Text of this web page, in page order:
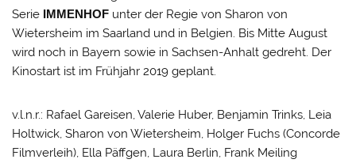
Serie IMMENHOF unter der Regie von Sharon von
Wietersheim im Saarland und in Belgien. Bis Mitte August
wird noch in Bayern sowie in Sachsen-Anhalt gedreht. Der
Kinostart ist im Frühjahr 2019 geplant.
v.l.n.r.: Rafael Gareisen, Valerie Huber, Benjamin Trinks, Leia
Holtwick, Sharon von Wietersheim, Holger Fuchs (Concorde
Filmverleih), Ella Päffgen, Laura Berlin, Frank Meiling